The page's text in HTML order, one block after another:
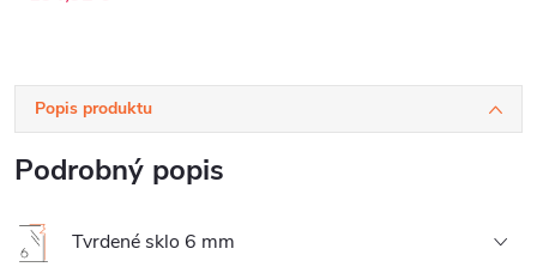
Popis produktu
Podrobný popis
Tvrdené sklo 6 mm